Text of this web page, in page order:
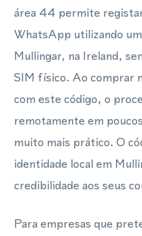
área 44 permite
WhatsApp utilizando
Mullingar, na Ireland,
SIM físico. Ao comprar
com este código, o
remotamente em
muito mais prático. O
identidade local em
credibilidade aos seus
Para empresas que